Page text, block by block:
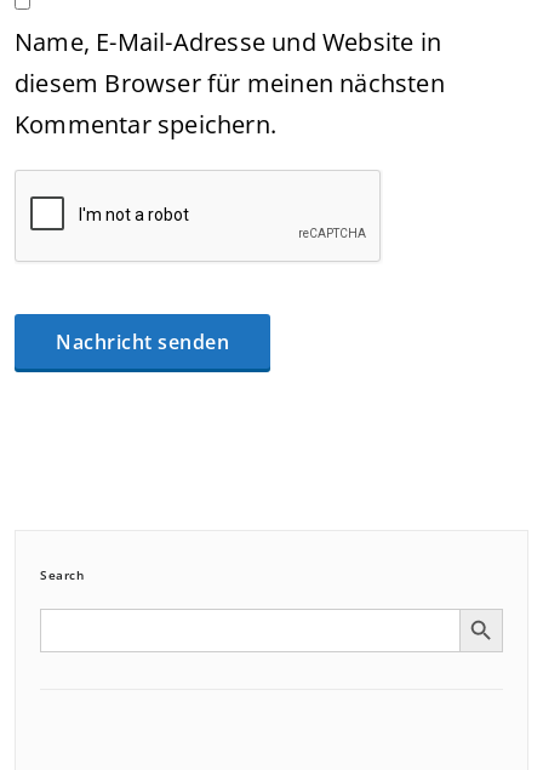
Name, E-Mail-Adresse und Website in
diesem Browser für meinen nächsten
Kommentar speichern.
Search
Search Search Button